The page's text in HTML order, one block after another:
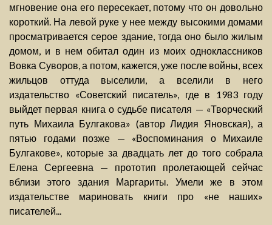
мгновение она его пересекает, потому что он довольно
короткий. На левой руке у нее между высокими домами
просматривается серое здание, тогда оно было жилым
домом, и в нем обитал один из моих одноклассников
Вовка Суворов, а потом, кажется, уже после войны, всех
жильцов оттуда выселили, а вселили в него
издательство «Советский писатель», где в 1983 году
выйдет первая книга о судьбе писателя — «Творческий
путь Михаила Булгакова» (автор Лидия Яновская), а
пятью годами позже — «Воспоминания о Михаиле
Булгакове», которые за двадцать лет до того собрала
Елена Сергеевна — прототип пролетающей сейчас
вблизи этого здания Маргариты. Умели же в этом
издательстве мариновать книги про «не наших»
писателей...